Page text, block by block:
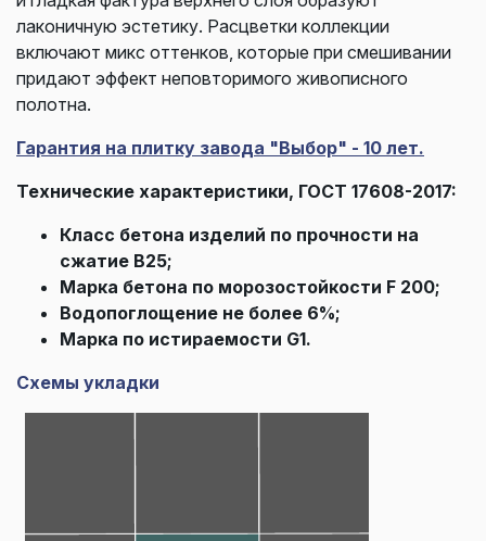
лаконичную эстетику. Расцветки коллекции
включают микс оттенков, которые при смешивании
придают эффект неповторимого живописного
полотна.
Гарантия на плитку завода "Выбор" - 10 лет.
Технические характеристики, ГОСТ 17608-2017:
Класс бетона изделий по прочности на
сжатие В25;
Марка бетона по морозостойкости F 200;
Водопоглощение не более 6%;
Марка по истираемости G1.
Схемы укладки